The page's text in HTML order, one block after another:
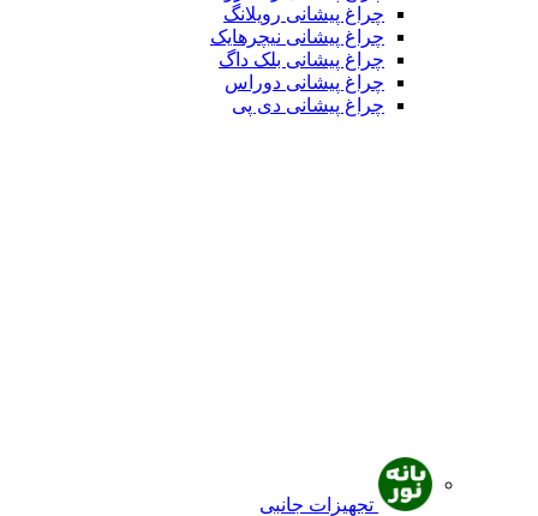
چراغ پیشانی رویلانگ
چراغ پیشانی نیچرهایک
چراغ پیشانی بلک داگ
چراغ پیشانی دوراس
چراغ پیشانی دی پی
تجهیزات جانبی